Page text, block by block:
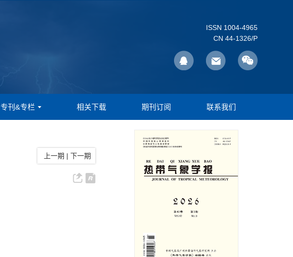
ISSN 1004-4965
CN 44-1326/P
专刊&专栏 相关下载 期刊订阅 联系我们
上一期 | 下一期